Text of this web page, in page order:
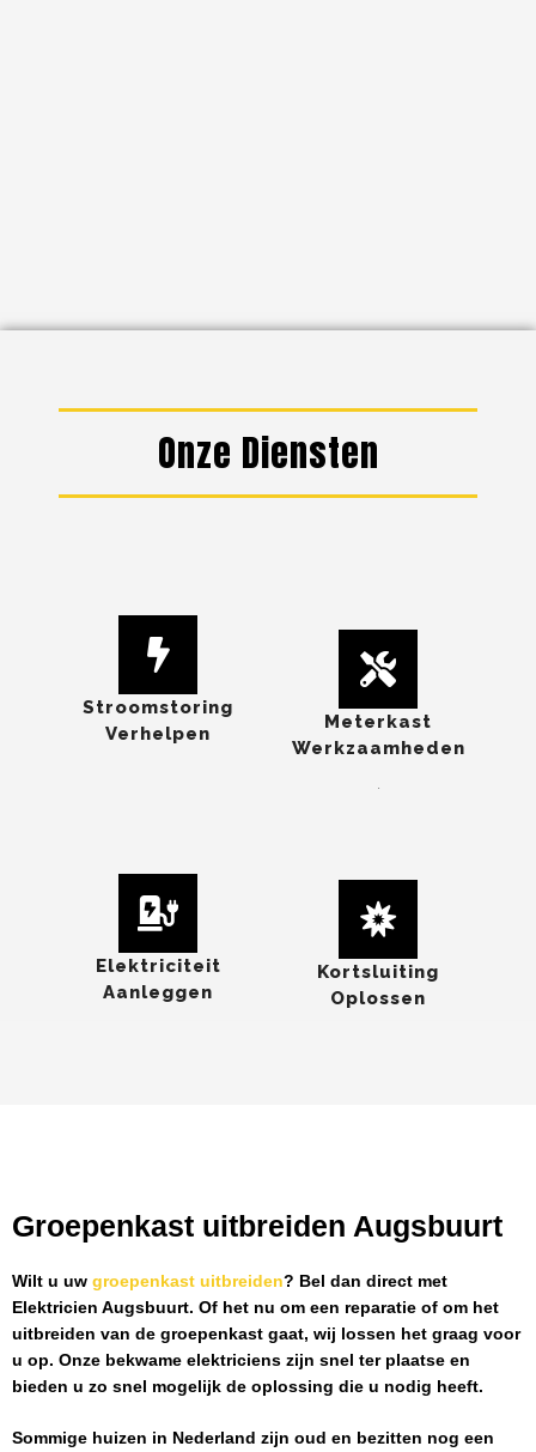
Onze Diensten
Stroomstoring
Verhelpen
Meterkast
Werkzaamheden
Elektriciteit
Aanleggen
Kortsluiting
Oplossen
Groepenkast uitbreiden Augsbuurt
Wilt u uw groepenkast uitbreiden? Bel dan direct met
Elektricien Augsbuurt. Of het nu om een reparatie of om het
uitbreiden van de groepenkast gaat, wij lossen het graag voor
u op. Onze bekwame elektriciens zijn snel ter plaatse en
bieden u zo snel mogelijk de oplossing die u nodig heeft.
Sommige huizen in Nederland zijn oud en bezitten nog een